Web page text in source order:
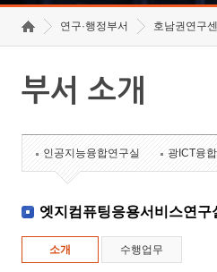
연구·행정부서 호남권연구
부서 소개
인공지능융합연구실 광ICT융
엣지컴퓨팅응용서비스연구
소개 수행업무